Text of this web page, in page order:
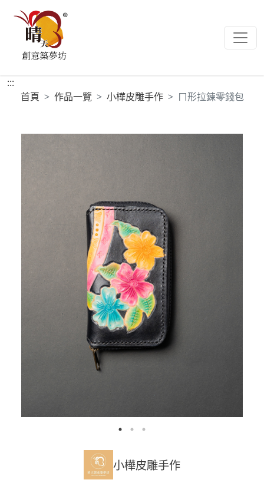
:::
首頁
作品一覽 小樺皮雕手作 ㄇ形拉鍊零錢包
小樺皮雕手作